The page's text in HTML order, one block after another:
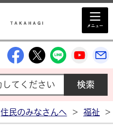
高萩市公式
高萩市公式X
高萩市
高
住民のみなさんへ > 福祉 >